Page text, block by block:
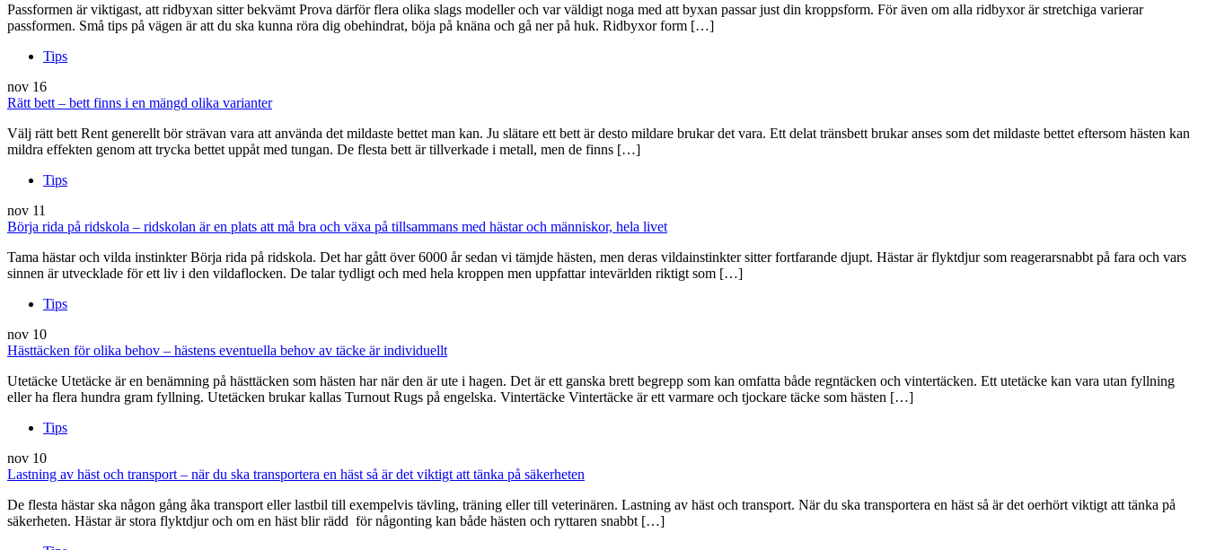
Passformen är viktigast, att ridbyxan sitter bekvämt Prova därför flera olika slags modeller och var väldigt noga med att byxan passar just din kroppsform. För även om alla ridbyxor är stretchiga varierar
passformen. Små tips på vägen är att du ska kunna röra dig obehindrat, böja på knäna och gå ner på huk. Ridbyxor form […]
Tips
nov 16
Rätt bett – bett finns i en mängd olika varianter
Välj rätt bett Rent generellt bör strävan vara att använda det mildaste bettet man kan. Ju slätare ett bett är desto mildare brukar det vara. Ett delat tränsbett brukar anses som det mildaste bettet eftersom hästen kan
mildra effekten genom att trycka bettet uppåt med tungan. De flesta bett är tillverkade i metall, men de finns […]
Tips
nov 11
Börja rida på ridskola – ridskolan är en plats att må bra och växa på tillsammans med hästar och människor, hela livet
Tama hästar och vilda instinkter Börja rida på ridskola. Det har gått över 6000 år sedan vi tämjde hästen, men deras vildainstinkter sitter fortfarande djupt. Hästar är flyktdjur som reagerarsnabbt på fara och vars
sinnen är utvecklade för ett liv i den vildaflocken. De talar tydligt och med hela kroppen men uppfattar intevärlden riktigt som […]
Tips
nov 10
Hästtäcken för olika behov – hästens eventuella behov av täcke är individuellt
Utetäcke Utetäcke är en benämning på hästtäcken som hästen har när den är ute i hagen. Det är ett ganska brett begrepp som kan omfatta både regntäcken och vintertäcken. Ett utetäcke kan vara utan fyllning
eller ha flera hundra gram fyllning. Utetäcken brukar kallas Turnout Rugs på engelska. Vintertäcke Vintertäcke är ett varmare och tjockare täcke som hästen […]
Tips
nov 10
Lastning av häst och transport – när du ska transportera en häst så är det viktigt att tänka på säkerheten
De flesta hästar ska någon gång åka transport eller lastbil till exempelvis tävling, träning eller till veterinären. Lastning av häst och transport. När du ska transportera en häst så är det oerhört viktigt att tänka på
säkerheten. Hästar är stora flyktdjur och om en häst blir rädd för någonting kan både hästen och ryttaren snabbt […]